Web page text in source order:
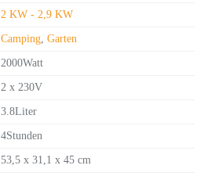
2 KW - 2,9 KW
Camping,Garten
2000Watt
2 x 230V
3.8Liter
4Stunden
53,5 x 31,1 x 45 cm